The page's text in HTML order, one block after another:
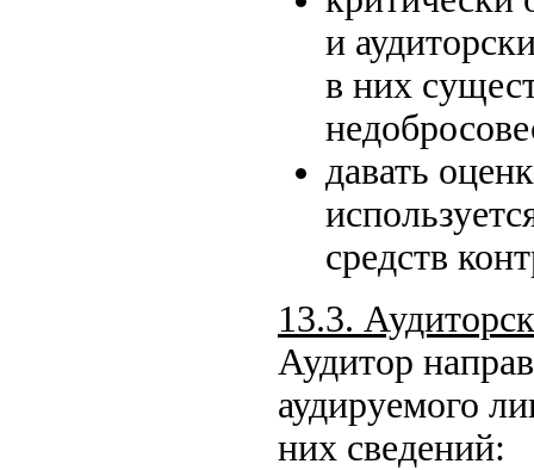
и
в них
давать
средств
13.3.
Аудитор
аудируемого
них сведений: